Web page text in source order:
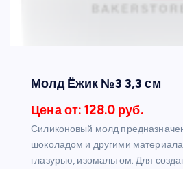
Молд Ёжик №3 3,3 см
Цена от: 128.0 руб.
Силиконовый молд
шоколадом и другими
глазурью, изомальтом. Для